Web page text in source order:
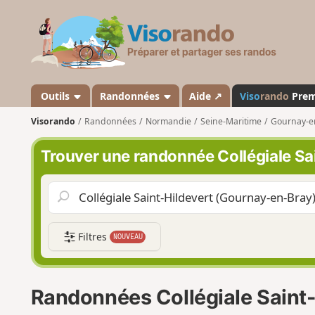
s
a
n
d
o
Outils Randonnées Aide ↗ Visorando
Visorando Randonnées Normandie Seine-Maritime Gournay-
Trouver une randonnée Collégiale
Filtres NOUVEAU
Randonnées Collégiale